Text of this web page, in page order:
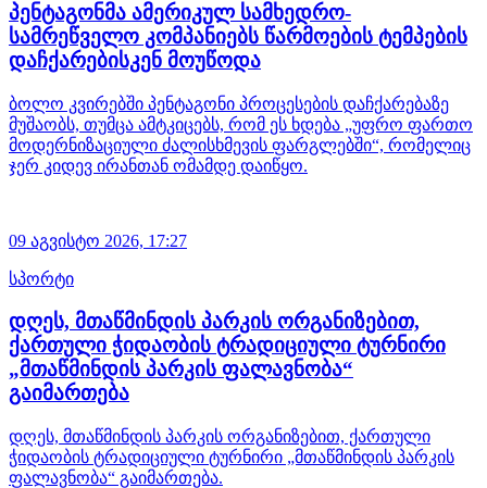
პენტაგონმა ამერიკულ სამხედრო-
სამრეწველო კომპანიებს წარმოების ტემპების
დაჩქარებისკენ მოუწოდა
ბოლო კვირებში პენტაგონი პროცესების დაჩქარებაზე
მუშაობს, თუმცა ამტკიცებს, რომ ეს ხდება „უფრო ფართო
მოდერნიზაციული ძალისხმევის ფარგლებში“, რომელიც
ჯერ კიდევ ირანთან ომამდე დაიწყო.
09 აგვისტო 2026, 17:27
სპორტი
დღეს, მთაწმინდის პარკის ორგანიზებით,
ქართული ჭიდაობის ტრადიციული ტურნირი
„მთაწმინდის პარკის ფალავნობა“
გაიმართება
დღეს, მთაწმინდის პარკის ორგანიზებით, ქართული
ჭიდაობის ტრადიციული ტურნირი „მთაწმინდის პარკის
ფალავნობა“ გაიმართება.